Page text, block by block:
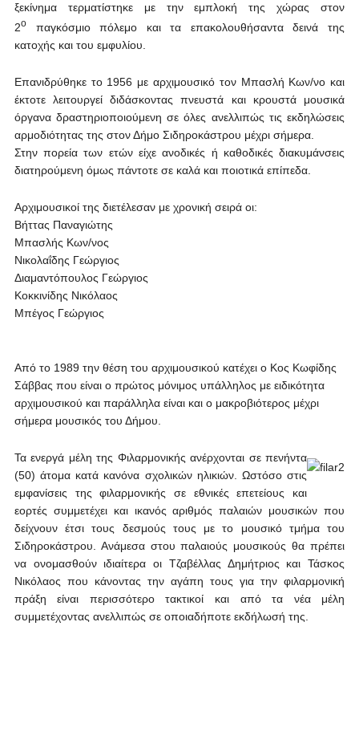
ξεκίνημα τερματίστηκε με την εμπλοκή της χώρας στον
2οπαγκόσμιο πόλεμο και τα επακολουθήσαντα δεινά της
κατοχής και του εμφυλίου.
Επανιδρύθηκε το 1956 με αρχιμουσικό τον Μπασλή Κων/νο και
έκτοτε λειτουργεί διδάσκοντας πνευστά και κρουστά μουσικά
όργανα δραστηριοποιούμενη σε όλες ανελλιπώς τις εκδηλώσεις
αρμοδιότητας της στον Δήμο Σιδηροκάστρου μέχρι σήμερα.
Στην πορεία των ετών είχε ανοδικές ή καθοδικές διακυμάνσεις
διατηρούμενη όμως πάντοτε σε καλά και ποιοτικά επίπεδα.
Aρχιμουσικοί της διετέλεσαν με χρονική σειρά οι:
Βήττας Παναγιώτης
Μπασλής Κων/νος
Νικολαΐδης Γεώργιος
Διαμαντόπουλος Γεώργιος
Κοκκινίδης Νικόλαος
Μπέγος Γεώργιος
Από το 1989 την θέση του αρχιμουσικού κατέχει ο Κος Κωφίδης
Σάββας που είναι ο πρώτος μόνιμος υπάλληλος με ειδικότητα
αρχιμουσικού και παράλληλα είναι και ο μακροβιότερος μέχρι
σήμερα μουσικός του Δήμου.
Τα ενεργά μέλη της Φιλαρμονικής ανέρχονται σε πενήντα
(50) άτομα κατά κανόνα σχολικών ηλικιών. Ωστόσο στις
εμφανίσεις της φιλαρμονικής σε εθνικές επετείους και
εορτές συμμετέχει και ικανός αριθμός παλαιών μουσικών που
δείχνουν έτσι τους δεσμούς τους με το μουσικό τμήμα του
Σιδηροκάστρου. Ανάμεσα στου παλαιούς μουσικούς θα πρέπει
να ονομασθούν ιδιαίτερα οι Τζαβέλλας Δημήτριος και Τάσκος
Νικόλαος που κάνοντας την αγάπη τους για την φιλαρμονική
πράξη είναι περισσότερο τακτικοί και από τα νέα μέλη
συμμετέχοντας ανελλιπώς σε οποιαδήποτε εκδήλωσή της.